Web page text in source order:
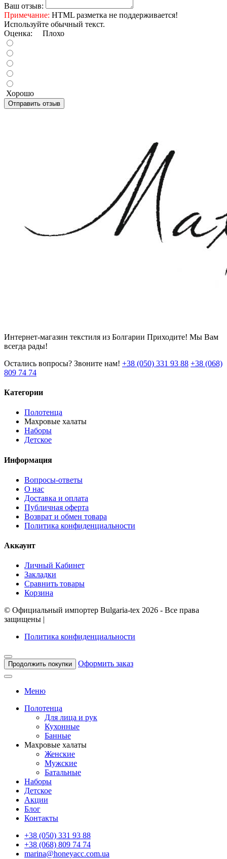
Ваш отзыв:
Примечание: HTML разметка не поддерживается!
Используйте обычный текст.
Оценка: Плохо
Хорошо
Отправить отзыв
Интернет-магазин текстиля из Болгарии Приходите! Мы Вам
всегда рады!
Остались вопросы? Звоните нам! +38 (050) 331 93 88 +38 (068)
809 74 74
Категории
Полотенца
Махровые халаты
Наборы
Детское
Информация
Вопросы-ответы
О нас
Доставка и оплата
Публичная оферта
Возврат и обмен товара
Политика конфиденциальности
Аккаунт
Личный Кабинет
Закладки
Сравнить товары
Корзина
© Официальный импортер Bulgaria-tex 2026 - Все права
защищены |
Политика конфиденциальности
Продолжить покупки Оформить заказ
Меню
Полотенца
Для лица и рук
Кухонные
Банные
Махровые халаты
Женские
Мужские
Батальные
Наборы
Детское
Акции
Блог
Контакты
+38 (050) 331 93 88
+38 (068) 809 74 74
marina@honeyacc.com.ua